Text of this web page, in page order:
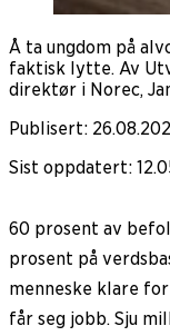
Å ta ungdom på
faktisk lytte. Av
direktør i Norec,
Publisert:
Sist oppdatert:
60 prosent av
prosent på
menneske klare
får seg jobb. Sju